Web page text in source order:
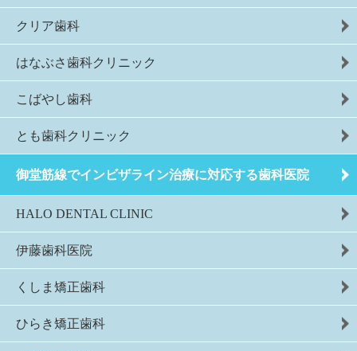
クリア歯科
はなぶさ歯科クリニック
こばやし歯科
とも歯科クリニック
御堂筋線でインビザライン治療に対応する歯科医院
HALO DENTAL CLINIC
伊藤歯科医院
くしま矯正歯科
ひらき矯正歯科